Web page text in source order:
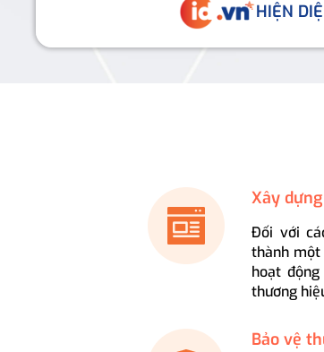
HIỆN
Xây
Đối với
thành một
hoạt
thương
Bảo vệ